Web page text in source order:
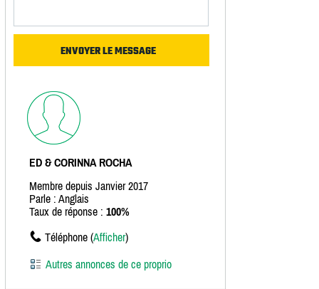
ED & CORINNA ROCHA
Membre depuis Janvier 2017
Parle : Anglais
Taux de réponse : 100%
Téléphone (Afficher)
Autres annonces de ce proprio